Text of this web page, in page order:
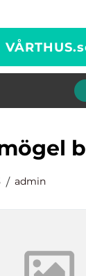
VÅRTHUS.
admin